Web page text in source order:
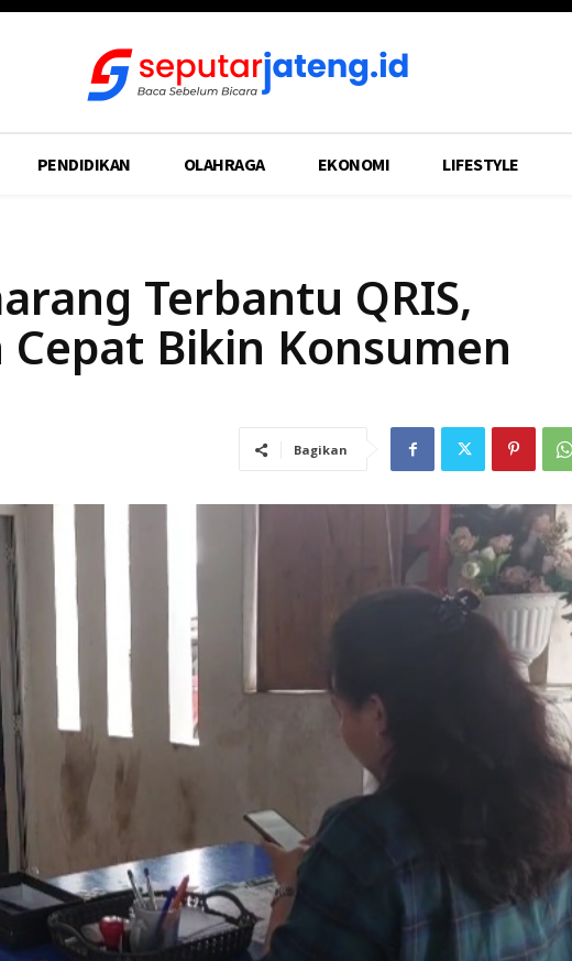
PENDIDIKAN OLAHRAGA EKONOMI LIFESTYLE
Terbantu QRIS,
Bikin Konsumen
Bagikan